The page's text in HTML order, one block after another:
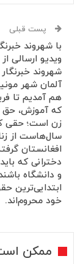
پست قبلی
با شهروند
ویدیو ارسالی
شهروند
آلمان شهر
هم آمدیم تا
که آموزش، حق
زن است؛ حقی
سال‌هاست از
افغانستان
دخترانی که
و دانشگاه
ابتدایی‌ترین
خود محروم‌اند.
ممکن